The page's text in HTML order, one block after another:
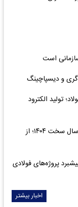
است
و دیسپاچینگ
تولید الکترود
اتمام پروژه‌های راهبردی فولاد مبارکه در سال سخت ۱۴۰۴؛ از
پروژه‌های فولادی
اخبار بیشتر